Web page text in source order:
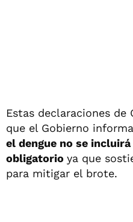
Estas declaraciones de
que el Gobierno
el dengue no se
obligatorio ya que
para mitigar el brote.